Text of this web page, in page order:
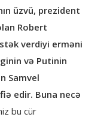
üzvü, prezident
Robert
verdiyi erməni
və Putinin
Samvel
edir. Buna necə
bu cür